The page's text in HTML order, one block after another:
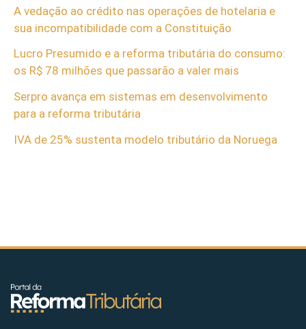
A vedação ao crédito nas operações de hotelaria e
sua incompatibilidade com a Constituição
Lucro Presumido e a reforma tributária do consumo:
os R$ 78 milhões que passarão a valer mais
Serpro avança em sistemas em desenvolvimento
para a reforma tributária
IVA de 25% sustenta modelo tributário da Noruega